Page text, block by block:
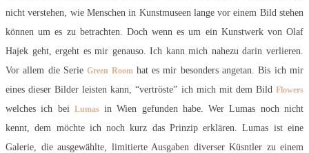
nicht verstehen, wie Menschen in Kunstmuseen lange vor einem Bild stehen
können um es zu betrachten. Doch wenn es um ein Kunstwerk von Olaf
Hajek geht, ergeht es mir genauso. Ich kann mich nahezu darin verlieren.
Vor allem die SerieGreen Roomhat es mir besonders angetan. Bis ich mir
eines dieser Bilder leisten kann, “vertröste” ich mich mit dem Bild Flowers
welches ich bei Lumasin Wien gefunden habe. Wer Lumas noch nicht
kennt, dem möchte ich noch kurz das Prinzip erklären. Lumas ist eine
Galerie, die ausgewählte, limitierte Ausgaben diverser Küsntler zu einem